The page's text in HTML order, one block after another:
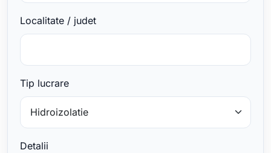
Localitate / judet
Tip lucrare
Detalii